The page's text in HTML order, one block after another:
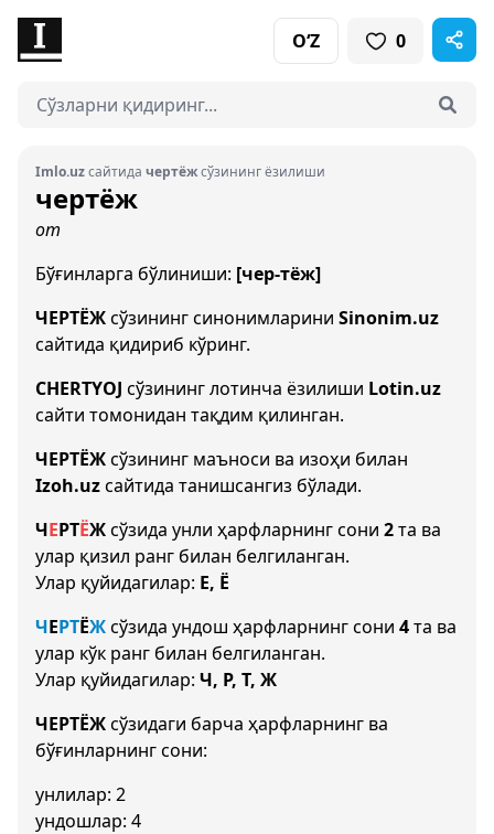
O‘Z 0
Imlo.uzсайтида чертёжсўзининг ёзилиши
чертёж
от
Бўғинларга бўлиниши: [чер-тёж]
ЧЕРТЁЖсўзининг синонимларини Sinonim.uz
сайтида қидириб кўринг.
CHERTYOJ сўзининг лотинча ёзилиши Lotin.uz
сайти томонидан тақдим қилинган.
ЧЕРТЁЖсўзининг маъноси ва изоҳи билан
Izoh.uzсайтида танишсангиз бўлади.
ЧЕРТЁЖсўзида унли ҳарфларнинг сони 2та ва
улар қизил ранг билан белгиланган.
Улар қуйидагилар: Е, Ё
ЧЕРТЁЖсўзида ундош ҳарфларнинг сони 4та ва
улар кўк ранг билан белгиланган.
Улар қуйидагилар: Ч, Р, Т, Ж
ЧЕРТЁЖсўзидаги барча ҳарфларнинг ва
бўғинларнинг сони:
унлилар: 2
ундошлар: 4